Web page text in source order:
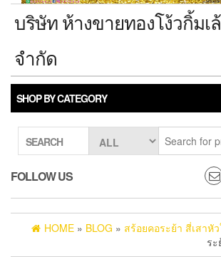
บริษัท ห้างขายทองโง้วกิ้มเ
จำกัด
SHOP BY CATEGORY
SEARCH
FOLLOW US
HOME » BLOG » สร้อยคอระย้า สี่เสาหั
ร